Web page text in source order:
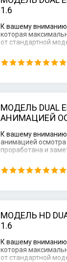
1.6
К вашему вниманию
которая
от стандартной
МОДЕЛЬ DUAL
АНИМАЦИЕЙ
К вашему вниманию
анимацией осмотра
проработана и
МОДЕЛЬ HD
1.6
К вашему вниманию
которая
от стандартной